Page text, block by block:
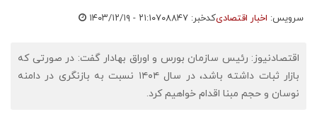
سرویس: اخبار اقتصادیکدخبر: ۷۰۸۸۴۷ ۱۴۰۳/۱۲/۱۹ - ۲۱:۱۰
اقتصادنیوز: رئیس سازمان بورس و اوراق بهادار گفت: در صورتی که
بازار ثبات داشته باشد، در سال ۱۴۰۴ نسبت به بازنگری در دامنه
نوسان و حجم مبنا اقدام خواهیم کرد.